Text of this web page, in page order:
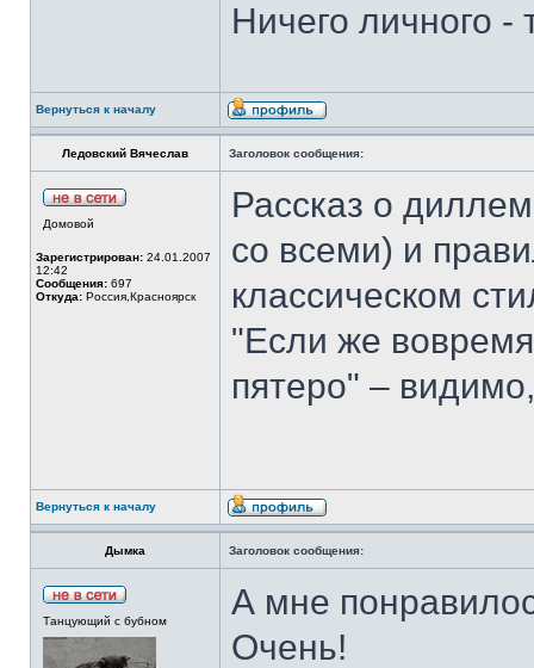
Ничего личного -
Вернуться к началу
Ледовский Вячеслав Заголовок сообщения:
Домовой
Зарегистрирован: 24.01.2007
12:42
Сообщения: 697
Откуда: Россия,Красноярск
Рассказ о
со всеми) и
классическом
"Если же вовремя
пятеро" –
Вернуться к началу
Дымка Заголовок сообщения:
Танцующий с бубном
А мне
Очень!